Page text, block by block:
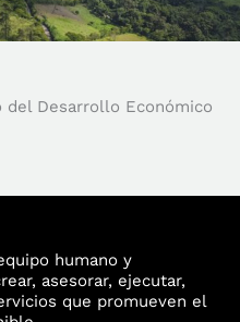
del Desarrollo Económico
humano y
asesorar, ejecutar,
que promueven el